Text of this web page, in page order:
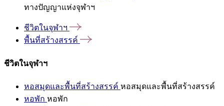
ทางปัญญาแห่งจุฬาฯ
ชีวิตในจุฬาฯ
พื้นที่สร้างสรรค์
ชีวิตในจุฬาฯ
หอสมุดและพื้นที่สร้างสรรค์ หอสมุดและพื้นที่สร้างสรรค์
หอพัก หอพัก